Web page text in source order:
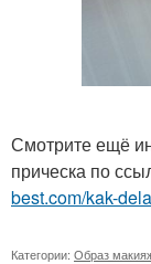
Смотрите ещё
прическа по
best.com/kak-
Категории: Образ